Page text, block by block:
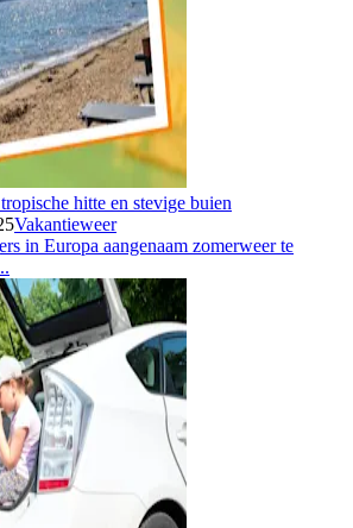
hitte en stevige buien
Vakantieweer
in Europa aangenaam zomerweer te